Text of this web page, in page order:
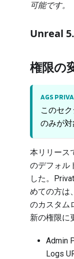
可能です。
Unreal
権限の
AGS
このセ
のみが対
本リリース
のデフォル
した。
めての方は、
のカスタム
新の権限に
Admin
Logs